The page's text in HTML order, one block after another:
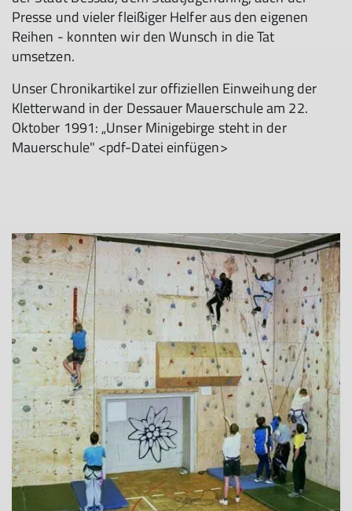
Presse und vieler fleißiger Helfer aus den eigenen
Reihen - konnten wir den Wunsch in die Tat
umsetzen.
Unser Chronikartikel zur offiziellen Einweihung der
Kletterwand in der Dessauer Mauerschule am 22.
Oktober 1991: „Unser Minigebirge steht in der
Mauerschule" <pdf-Datei einfügen>